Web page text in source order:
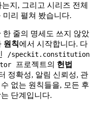
지, 그리고 시리즈 전체
리 펼쳐 봤습니다.
줄의 명세도 쓰지 않았
원칙에서 시작합니다. 다
/speckit.constitution
프로젝트의 헌법
정확성, 알림 신뢰성, 관
없는 원칙들을, 모든 후
단계입니다.